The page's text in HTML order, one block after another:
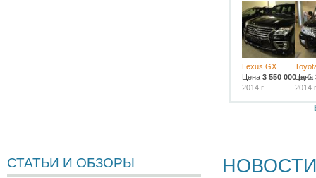
Lexus GX
Цена 3 550 000 руб.
2014 г.
Цена
2014
СТАТЬИ И ОБЗОРЫ НОВОСТИ